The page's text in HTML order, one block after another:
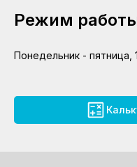
Режим
Понедельник - пятница,